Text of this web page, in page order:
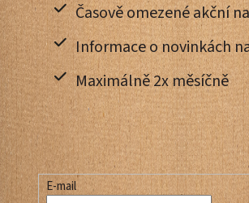
Časově omezené akční
Informace o novinkách
Maximálně 2x měsíčně
E-mail